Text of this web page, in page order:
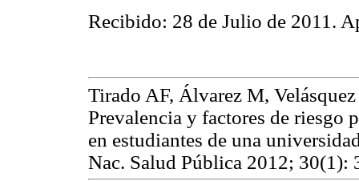
Recibido: 28 de Julio de 2011.
Tirado AF, Álvarez M,
Prevalencia y factores de riesgo
en estudiantes de una
Nac. Salud Pública 2012; 30(1):